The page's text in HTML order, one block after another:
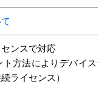
ンスで対応
方法によりデバイスラ
ライセンス）